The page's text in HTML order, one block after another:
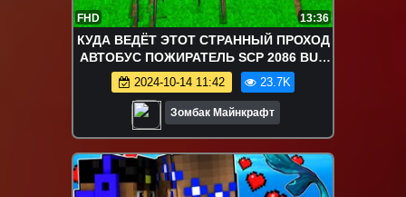
FHD 13:36
КУДА ВЕДЁТ ЭТОТ СТРАННЫЙ ПРОХОД
АВТОБУС ПОЖИРАТЕЛЬ SCP 2086 BUS
EATER СИРЕНОГОЛОВЫЙ MINECRAFT
2024-10-14 11:42 23.7K
Зомбак Майнкрафт